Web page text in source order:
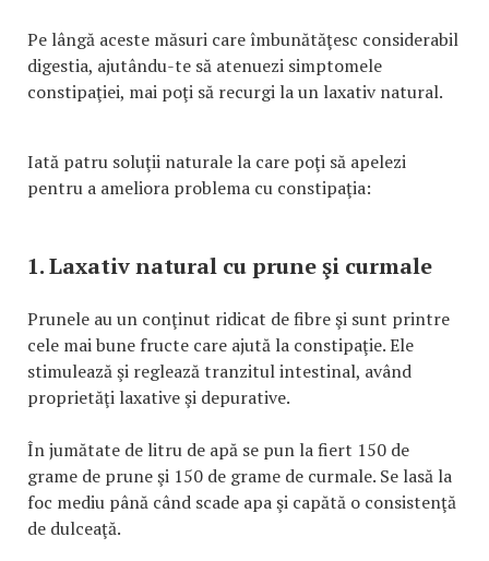
Pe lângă aceste măsuri care îmbunătăţesc considerabil
digestia, ajutându-te să atenuezi simptomele
constipaţiei, mai poţi să recurgi la un laxativ natural.
Iată patru soluţii naturale la care poţi să apelezi
pentru a ameliora problema cu constipaţia:
1. Laxativ natural cu prune şi curmale
Prunele au un conţinut ridicat de fibre şi sunt printre
cele mai bune fructe care ajută la constipaţie. Ele
stimulează şi reglează tranzitul intestinal, având
proprietăţi laxative şi depurative.
În jumătate de litru de apă se pun la fiert 150 de
grame de prune şi 150 de grame de curmale. Se lasă la
foc mediu până când scade apa şi capătă o consistenţă
de dulceaţă.